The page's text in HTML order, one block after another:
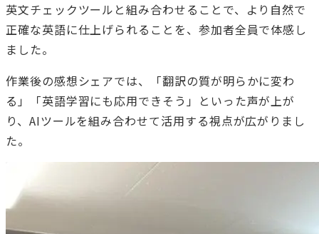
英文チェックツールと組み合わせることで、より自然で
正確な英語に仕上げられることを、参加者全員で体感し
ました。
作業後の感想シェアでは、「翻訳の質が明らかに変わ
る」「英語学習にも応用できそう」といった声が上が
り、AIツールを組み合わせて活用する視点が広がりまし
た。